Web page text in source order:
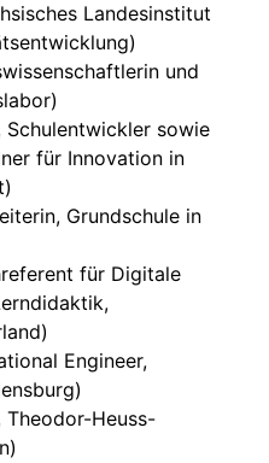
Landesinstitut
und
Schulentwickler sowie
für Innovation in
Grundschule in
für Digitale
Engineer,
Theodor-Heuss-